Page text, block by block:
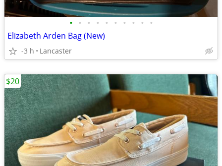
• • • • • • • • • •
Elizabeth Arden Bag (New)
-3 h Lancaster
$20